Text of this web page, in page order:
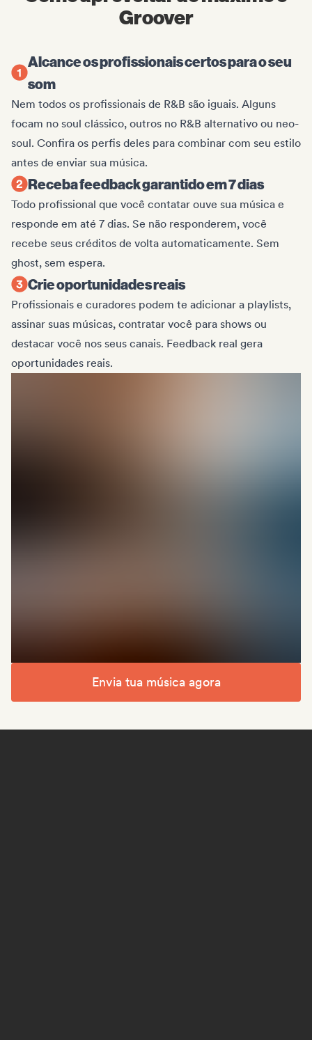
Groover
Alcance os profissionais certos para o seu
som
Nem todos os profissionais de R&B são iguais. Alguns
focam no soul clássico, outros no R&B alternativo ou neo-
soul. Confira os perfis deles para combinar com seu estilo
antes de enviar sua música.
Receba feedback garantido em 7 dias
Todo profissional que você contatar ouve sua música e
responde em até 7 dias. Se não responderem, você
recebe seus créditos de volta automaticamente. Sem
ghost, sem espera.
Crie oportunidades reais
Profissionais e curadores podem te adicionar a playlists,
assinar suas músicas, contratar você para shows ou
destacar você nos seus canais. Feedback real gera
oportunidades reais.
Envia tua música agora